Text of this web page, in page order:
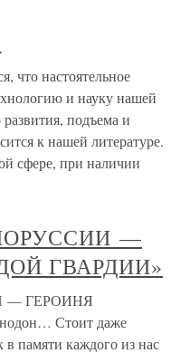
что настоятельное
и науку нашей
подъема и
к нашей литературе.
сфере, при наличии
—
ГВАРДИИ»
— ГЕРОИНЯ
Стоит даже
в памяти каждого из нас